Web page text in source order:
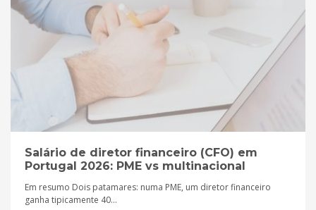
Salário de diretor financeiro (CFO) em
Portugal 2026: PME vs multinacional
Em resumo Dois patamares: numa PME, um diretor financeiro
ganha tipicamente 40...